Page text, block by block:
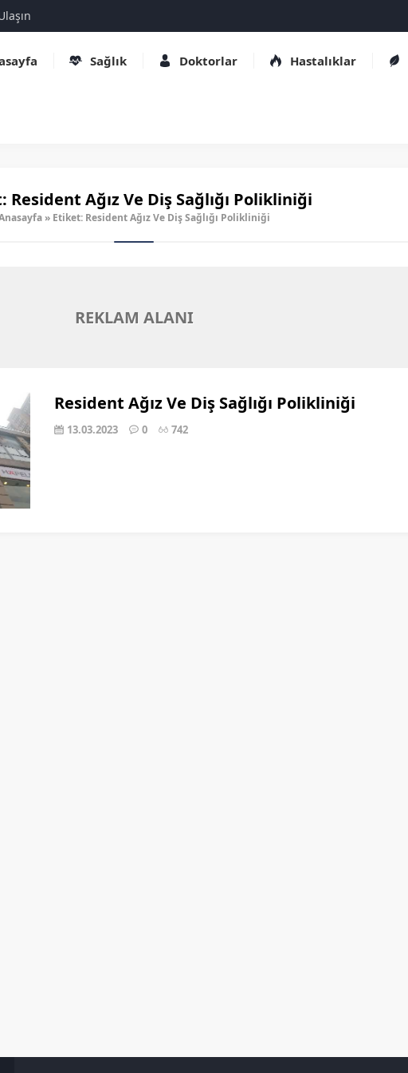
Sağlık Doktorlar Hastalıklar
Resident Ağız Ve Diş Sağlığı Polikliniği
» Etiket: Resident Ağız Ve Diş Sağlığı Polikliniği
REKLAM ALANI
Resident Ağız Ve Diş Sağlığı Polikliniği
13.03.2023 0 742